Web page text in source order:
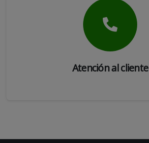
Atención al cliente